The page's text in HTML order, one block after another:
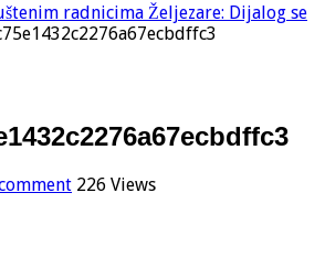
radnicima Željezare: Dijalog se
226 Views